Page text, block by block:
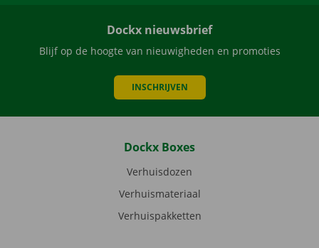
Dockx nieuwsbrief
Blijf op de hoogte van nieuwigheden en promoties
INSCHRIJVEN
Dockx Boxes
Verhuisdozen
Verhuismateriaal
Verhuispakketten